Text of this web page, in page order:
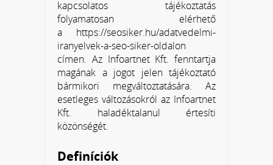
kapcsolatos tájékoztatás
folyamatosan elérhető
a https://seosiker.hu/adatvedelmi-
iranyelvek-a-seo-siker-oldalon
címen. Az Infoartnet Kft. fenntartja
magának a jogot jelen tájékoztató
bármikori megváltoztatására. Az
esetleges változásokról az Infoartnet
Kft. haladéktalanul értesíti
közönségét.
Definíciók